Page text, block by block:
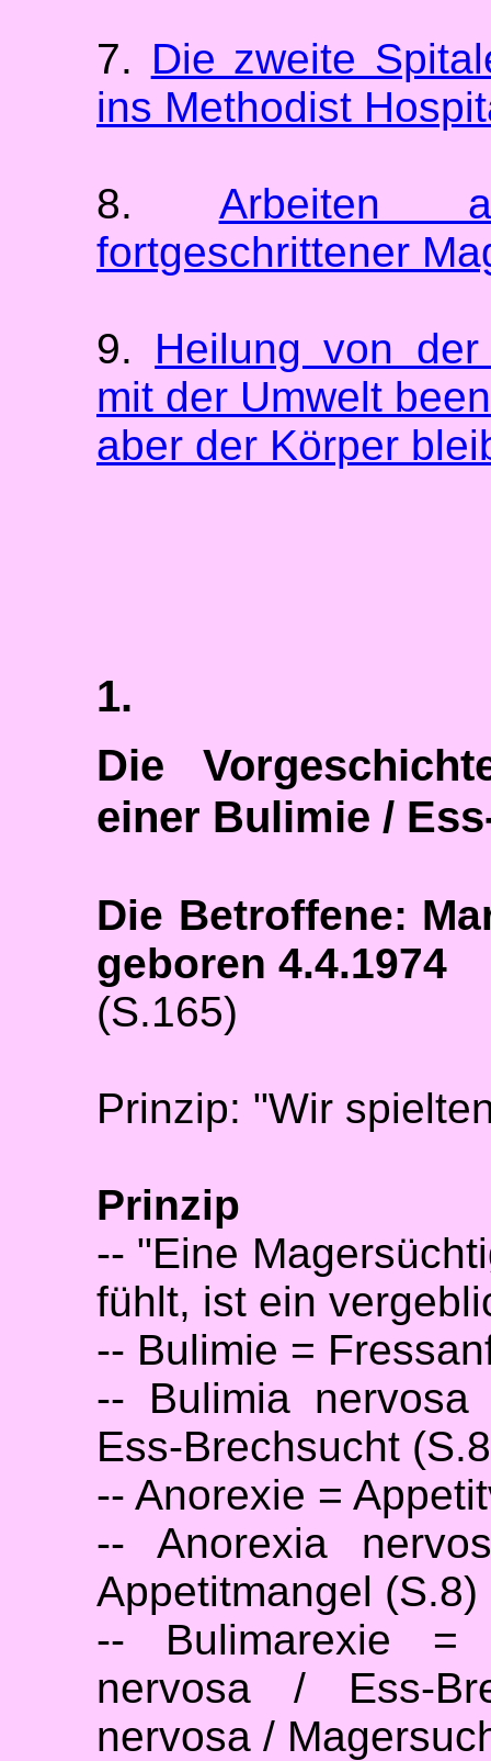
7. Die zweite
ins Methodist
8. Arbeiten
fortgeschrittener
9. Heilung von
mit der Umwelt
aber der Körper
1.
Die
einer Bulimie /
Die Betroffene:
geboren 4.4.1974
(S.165)
Prinzip: "Wir
Prinzip
-- "Eine
fühlt, ist ein
-- Bulimie =
-- Bulimia
Ess-Brechsucht
-- Anorexie =
-- Anorexia
Appetitmangel (S.8)
-- Bulimarexie =
nervosa / Ess-
nervosa /